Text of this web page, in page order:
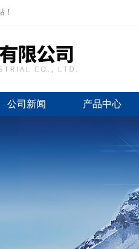
公司新闻 产品中心